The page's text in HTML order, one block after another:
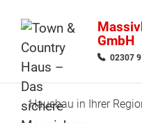
GmbH
02307
Hausbau in Ihrer